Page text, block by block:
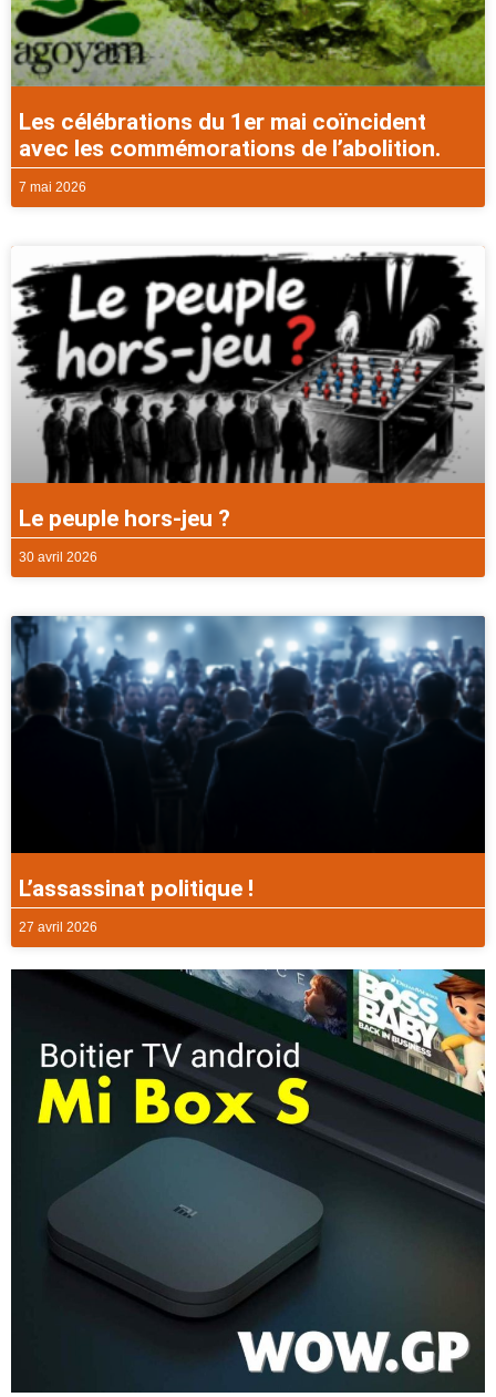
Les célébrations du 1er mai coïncident
avec les commémorations de l’abolition.
7 mai 2026
Le peuple hors-jeu ?
30 avril 2026
L’assassinat politique !
27 avril 2026